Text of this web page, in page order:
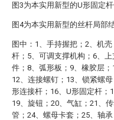
图3为本实用新型的U形固定杆
图4为本实用新型的丝杆局部
图中：1、手持握把；2、机
杆；5、可调支撑机构；6、
件；8、弧形板；9、橡胶层
12、连接螺钉；13、锁紧螺
形连接杆；16、U形固定杆；
19、旋钮；20、气缸；21、
管；24、螺母卡套；25、轴